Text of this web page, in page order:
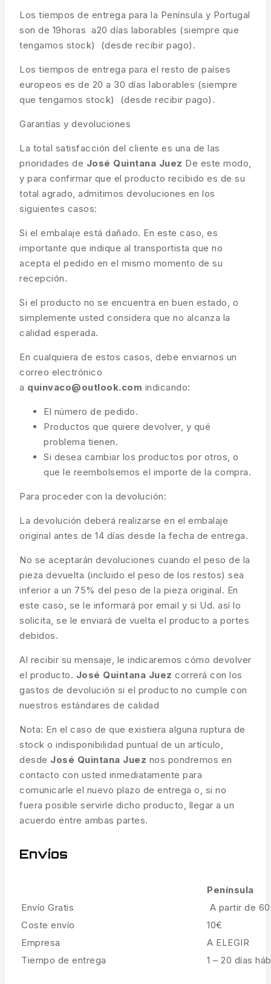
Los tiempos de entrega para la Península y Portugal
son de 19horas a20 días laborables (siempre que
tengamos stock) (desde recibir pago).
Los tiempos de entrega para el resto de países
europeos es de 20 a 30 días laborables (siempre
que tengamos stock) (desde recibir pago).
Garantías y devoluciones
La total satisfacción del cliente es una de las
prioridades de José Quintana Juez De este modo,
y para confirmar que el producto recibido es de su
total agrado, admitimos devoluciones en los
siguientes casos:
Si el embalaje está dañado. En este caso, es
importante que indique al transportista que no
acepta el pedido en el mismo momento de su
recepción.
Si el producto no se encuentra en buen estado, o
simplemente usted considera que no alcanza la
calidad esperada.
En cualquiera de estos casos, debe enviarnos un
correo electrónico
a quinvaco@outlook.com indicando:
El número de pedido.
Productos que quiere devolver, y qué
problema tienen.
Si desea cambiar los productos por otros, o
que le reembolsemos el importe de la compra.
Para proceder con la devolución:
La devolución deberá realizarse en el embalaje
original antes de 14 días desde la fecha de entrega.
No se aceptarán devoluciones cuando el peso de la
pieza devuelta (incluido el peso de los restos) sea
inferior a un 75% del peso de la pieza original. En
este caso, se le informará por email y si Ud. así lo
solicita, se le enviará de vuelta el producto a portes
debidos.
Al recibir su mensaje, le indicaremos cómo devolver
el producto. José Quintana Juez correrá con los
gastos de devolución si el producto no cumple con
nuestros estándares de calidad
Nota: En el caso de que existiera alguna ruptura de
stock o indisponibilidad puntual de un artículo,
desde José Quintana Juez nos pondremos en
contacto con usted inmediatamente para
comunicarle el nuevo plazo de entrega o, si no
fuera posible servirle dicho producto, llegar a un
acuerdo entre ambas partes.
Envíos
Península
Envío Gratis
A partir de
Coste envío
10€
Empresa
A ELEGIR
Tiempo de entrega
1 – 20 días